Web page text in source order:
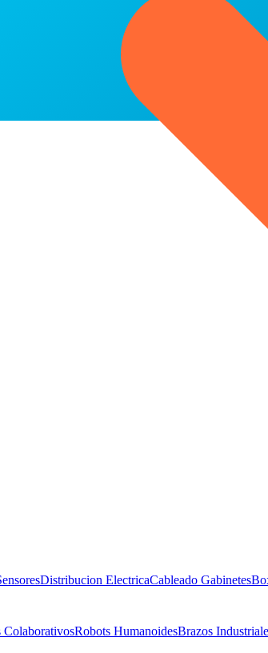
Distribucion ElectricaCableado Gabinetes
ColaborativosRobots HumanoidesBrazos